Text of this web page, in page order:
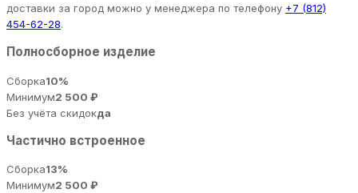
доставки за город можно у менеджера по телефону +7 (812)
454-62-28.
Полносборное изделие
Сборка10%
Минимум2 500 ₽
Без учёта скидокда
Частично встроенное
Сборка13%
Минимум2 500 ₽